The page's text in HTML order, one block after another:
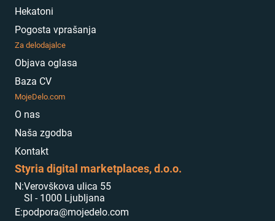
Hekatoni
Pogosta vprašanja
Za delodajalce
Objava oglasa
Baza CV
MojeDelo.com
O nas
Naša zgodba
Kontakt
Styria digital marketplaces, d.o.o.
N:Verovškova ulica 55
Sl - 1000 Ljubljana
E:podpora@mojedelo.com